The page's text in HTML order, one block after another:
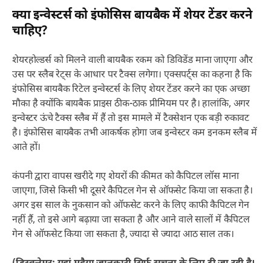
क्या इन्वेस्टर्स को इंफोसिस बायबैक में शेयर टेंडर करने
चाहिए?
शेयरहोल्डर्स को मिलने वाली बायबैक रकम को डिविडेंड माना जाएगा और
उस पर स्लैब रेट्स के आधार पर टैक्स लगेगा। एक्सपर्ट्स का कहना है कि
इंफोसिस बायबैक रिटेल इन्वेस्टर्स के लिए शेयर टेंडर करने का एक अच्छा
मौका है क्योंकि बायबैक प्राइस ठीक-ठाक प्रीमियम पर है। हालांकि, अगर
इन्वेस्टर ऊंचे टैक्स स्लैब में हैं तो इस मामले में टैक्सेशन एक बड़ी रुकावट
है। इंफोसिस बायबैक तभी आकर्षक होगा जब इन्वेस्टर कम इनकम स्लैब में
आते हों।
कंपनी द्वारा वापस खरीदे गए शेयरों की कीमत को कैपिटल लॉस माना
जाएगा, जिसे किसी भी दूसरे कैपिटल गेन से ऑफसेट किया जा सकता है।
अगर इस साल के नुकसान को ऑफसेट करने के लिए काफी कैपिटल गेन
नहीं हैं, तो इसे आगे बढ़ाया जा सकता है और आने वाले सालों में कैपिटल
गेन से ऑफसेट किया जा सकता है, ज्यादा से ज्यादा आठ साल तक।